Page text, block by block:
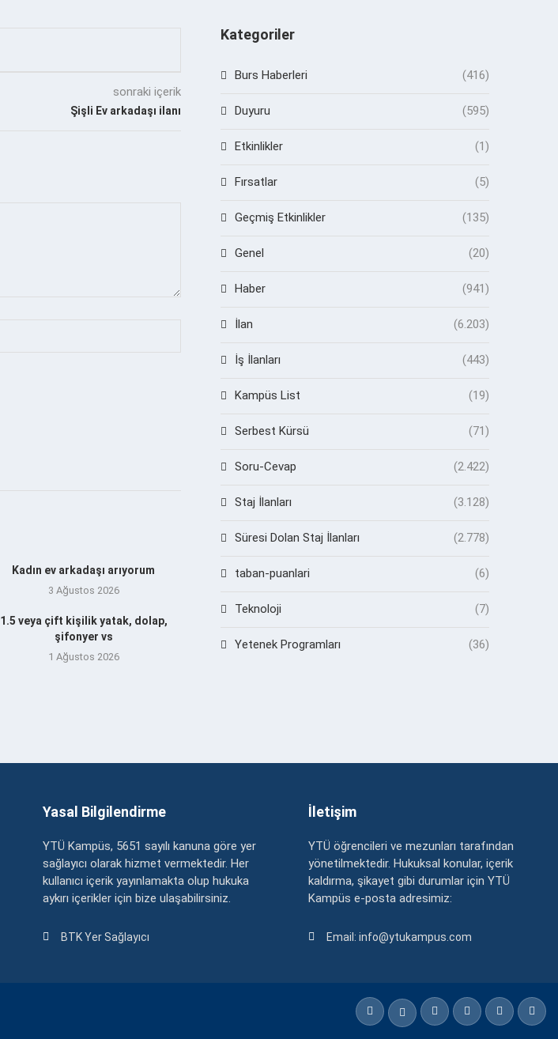
sonraki içerik
Şişli Ev arkadaşı ilanı
Kadın ev arkadaşı arıyorum
3 Ağustos 2026
1.5 veya çift kişilik yatak, dolap,
şifonyer vs
1 Ağustos 2026
Kategoriler
Burs Haberleri (416)
Duyuru (595)
Etkinlikler (1)
Fırsatlar (5)
Geçmiş Etkinlikler (135)
Genel (20)
Haber (941)
İlan (6.203)
İş İlanları (443)
Kampüs List (19)
Serbest Kürsü (71)
Soru-Cevap (2.422)
Staj İlanları (3.128)
Süresi Dolan Staj İlanları (2.778)
taban-puanlari (6)
Teknoloji (7)
Yetenek Programları (36)
Yasal Bilgilendirme
YTÜ Kampüs, 5651 sayılı kanuna göre yer
sağlayıcı olarak hizmet vermektedir. Her
kullanıcı içerik yayınlamakta olup hukuka
aykırı içerikler için bize ulaşabilirsiniz.
BTK Yer Sağlayıcı
İletişim
YTÜ öğrencileri ve mezunları tarafından
yönetilmektedir. Hukuksal konular, içerik
kaldırma, şikayet gibi durumlar için YTÜ
Kampüs e-posta adresimiz:
Email: info@ytukampus.com